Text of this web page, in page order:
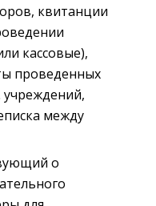
квитанции
кассовые),
проведенных
учреждений,
между
о